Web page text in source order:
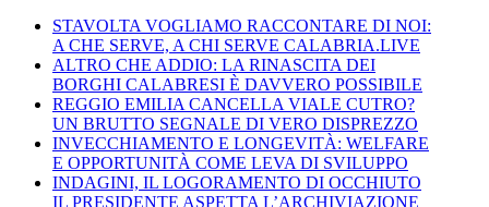
STAVOLTA VOGLIAMO RACCONTARE DI NOI:
A CHE SERVE, A CHI SERVE CALABRIA.LIVE
ALTRO CHE ADDIO: LA RINASCITA DEI
BORGHI CALABRESI È DAVVERO POSSIBILE
REGGIO EMILIA CANCELLA VIALE CUTRO?
UN BRUTTO SEGNALE DI VERO DISPREZZO
INVECCHIAMENTO E LONGEVITÀ: WELFARE
E OPPORTUNITÀ COME LEVA DI SVILUPPO
INDAGINI, IL LOGORAMENTO DI OCCHIUTO
IL PRESIDENTE ASPETTA L’ARCHIVIAZIONE